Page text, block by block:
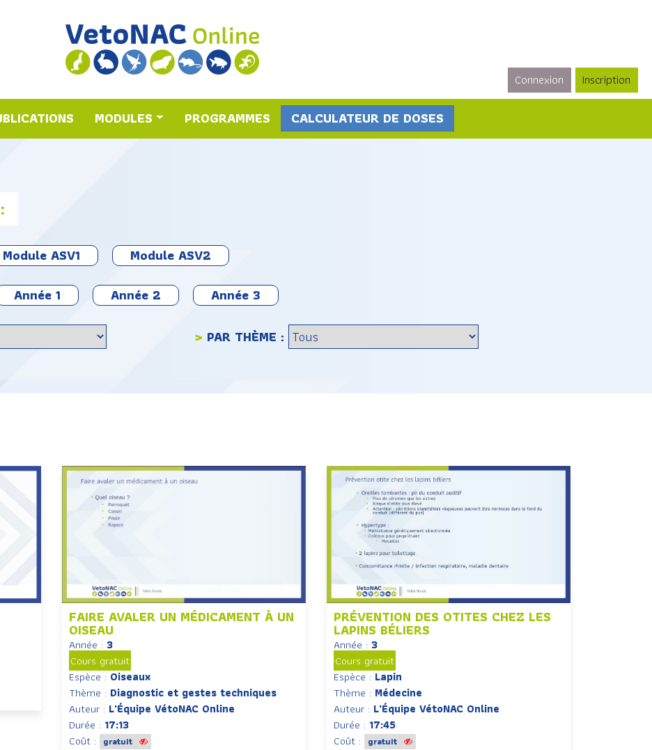
MODULES PROGRAMMES CALCULATEUR DE DOSES
Connexion Inscription
Module ASV1
Module ASV2
Année 1 Année 2
Année 3
> PAR THÈME :
FAIRE AVALER UN MÉDICAMENT À UN
OISEAU
Année : 3
Cours gratuit
Espèce :Oiseaux
Thème : Diagnostic et gestes techniques
Auteur : L'Équipe VétoNAC Online
Durée : 17:13
Coût : gratuit
PRÉVENTION DES OTITES CHEZ LES
LAPINS BÉLIERS
Année : 3
Cours gratuit
Espèce :Lapin
Thème : Médecine
Auteur : L'Équipe VétoNAC Online
Durée : 17:45
Coût : gratuit